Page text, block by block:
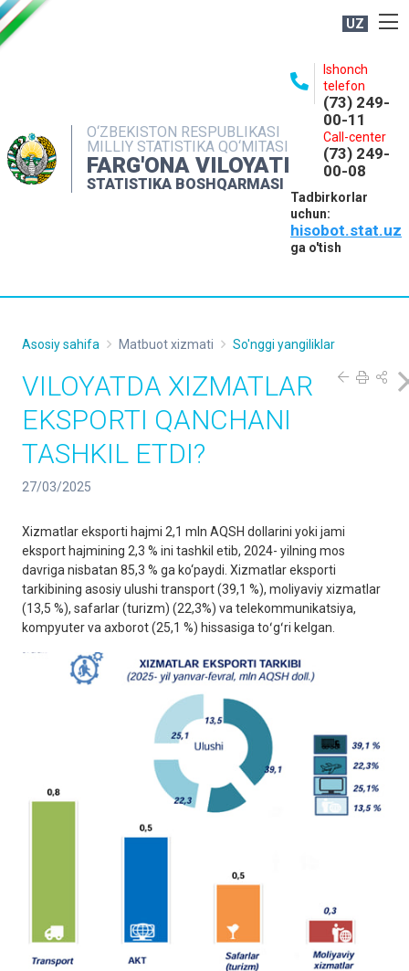
UZ
O‘ZBEKISTON RESPUBLIKASI
MILLIY STATISTIKA QO‘MITASI
FARG'ONA VILOYATI
STATISTIKA BOSHQARMASI
Ishonch
telefon
(73) 249-
00-11
Call-center
(73) 249-
00-08
Tadbirkorlar
uchun:
hisobot.stat.uz
ga o'tish
NASHRLAR
INTERAKTIV XIZMATLAR
MATBUOT XIZMATI
Asosiy sahifa Matbuot xizmati So'nggi yangiliklar
VILOYATDA XIZMATLAR
EKSPORTI QANCHANI
TASHKIL ETDI?
27/03/2025
Xizmatlar eksporti hajmi 2,1 mln AQSH dollarini yoki jami
eksport hajmining 2,3 % ini tashkil etib, 2024- yilning mos
davriga nisbatan 85,3 % ga ko‘paydi. Xizmatlar eksporti
tarkibining asosiy ulushi transport (39,1 %), moliyaviy xizmatlar
(13,5 %), safarlar (turizm) (22,3%) va telekommunikatsiya,
kompyuter va axborot (25,1 %) hissasiga toʻgʻri kelgan.